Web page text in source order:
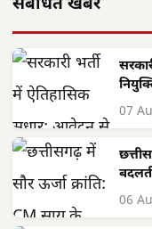
संबंधित खबरें
07
06